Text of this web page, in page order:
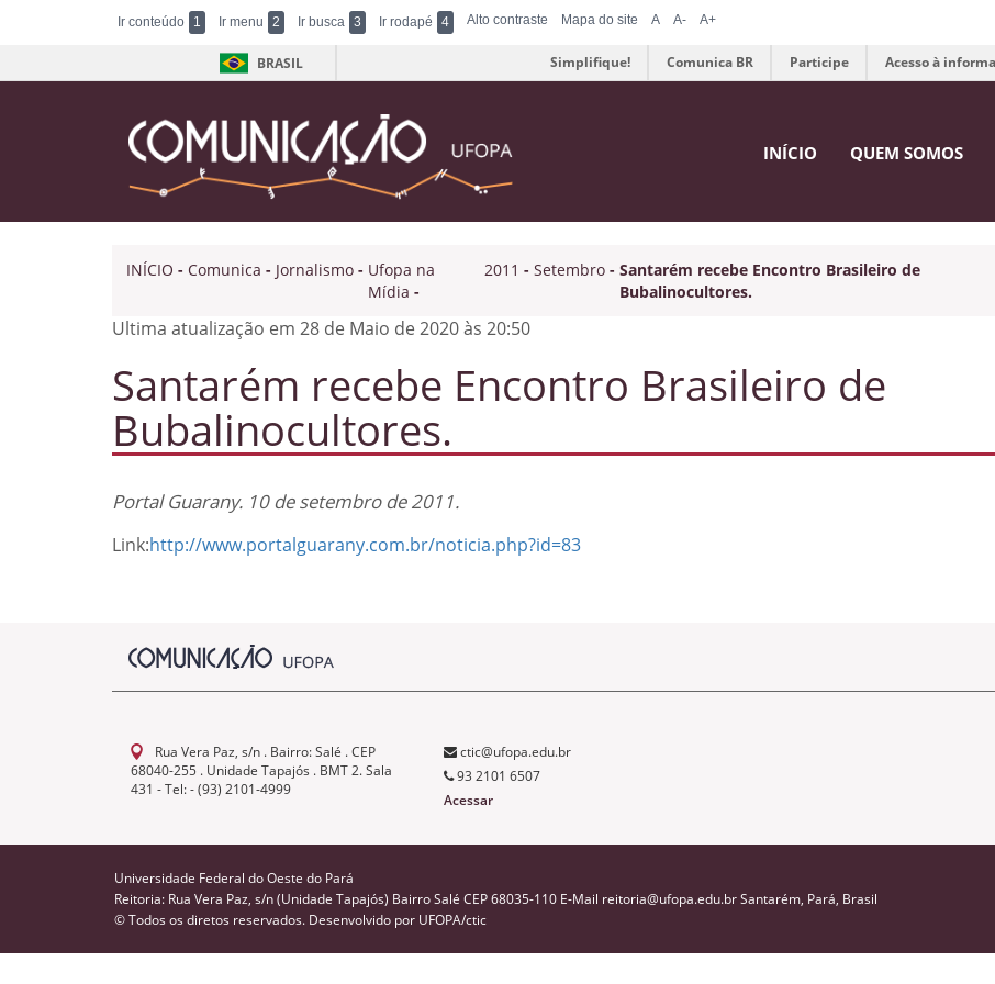
Ir conteúdo 1 Ir menu 2 Ir busca 3 Ir rodapé 4 Alto contraste Mapa do site A A- A+
BRASIL Simplifique! Comunica BR Participe Acesso à
INÍCIO QUEM SOMOS
INÍCIO - Comunica - Jornalismo- Ufopa na
Mídia -
2011 - Setembro- Santarém recebe Encontro Brasileiro de
Bubalinocultores.
Ultima atualização em 28 de Maio de 2020 às 20:50
Santarém recebe Encontro Brasileiro de
Bubalinocultores.
Portal Guarany. 10 de setembro de 2011.
Link:http://www.portalguarany.com.br/noticia.php?id=83
Rua Vera Paz, s/n . Bairro: Salé . CEP
68040-255 . Unidade Tapajós . BMT 2. Sala
431 - Tel: - (93) 2101-4999
ctic@ufopa.edu.br
93 2101 6507
Acessar
Universidade Federal do Oeste do Pará
Reitoria: Rua Vera Paz, s/n (Unidade Tapajós) Bairro Salé CEP 68035-110 E-Mail reitoria@ufopa.edu.br Santarém, Pará, Brasil
© Todos os diretos reservados. Desenvolvido por UFOPA/ctic